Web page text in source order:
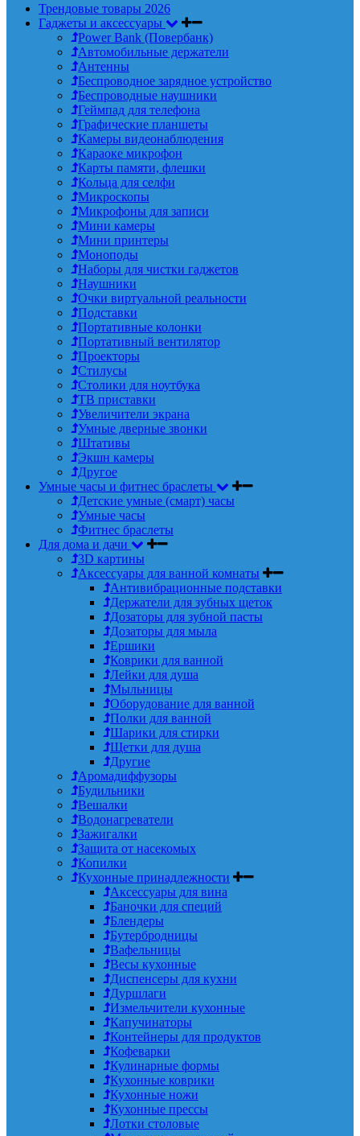
Трендовые товары 2026
Гаджеты и аксессуары
Power Bank (Повербанк)
Автомобильные держатели
Антенны
Беспроводное зарядное устройство
Беспроводные наушники
Геймпад для телефона
Графические планшеты
Камеры видеонаблюдения
Караоке микрофон
Карты памяти, флешки
Кольца для селфи
Микроскопы
Микрофоны для записи
Мини камеры
Мини принтеры
Моноподы
Наборы для чистки гаджетов
Наушники
Очки виртуальной реальности
Подставки
Портативные колонки
Портативный вентилятор
Проекторы
Стилусы
Столики для ноутбука
ТВ приставки
Увеличители экрана
Умные дверные звонки
Штативы
Экшн камеры
Другое
Умные часы и фитнес браслеты
Детские умные (смарт) часы
Умные часы
Фитнес браслеты
Для дома и дачи
3D картины
Аксессуары для ванной комнаты
Антивибрационные подставки
Держатели для зубных щеток
Дозаторы для зубной пасты
Дозаторы для мыла
Ершики
Коврики для ванной
Лейки для душа
Мыльницы
Оборудование для ванной
Полки для ванной
Шарики для стирки
Щетки для душа
Другие
Аромадиффузоры
Будильники
Вешалки
Водонагреватели
Зажигалки
Защита от насекомых
Копилки
Кухонные принадлежности
Аксессуары для вина
Баночки для специй
Блендеры
Бутербродницы
Вафельницы
Весы кухонные
Диспенсеры для кухни
Дуршлаги
Измельчители кухонные
Капучинаторы
Контейнеры для продуктов
Кофеварки
Кулинарные формы
Кухонные коврики
Кухонные ножи
Кухонные прессы
Лотки столовые